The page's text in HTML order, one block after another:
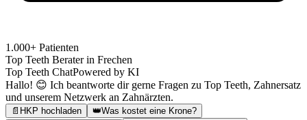
1.000+ Patienten
Top Teeth Berater in Frechen
Top Teeth ChatPowered by KI
Hallo! 😊 Ich beantworte dir gerne Fragen zu Top Teeth, Zahnersatz
und unserem Netzwerk an Zahnärzten.
📄 HKP hochladen 👑Was kostet eine Krone?